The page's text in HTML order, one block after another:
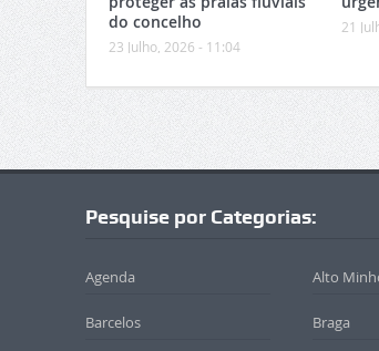
do concelho
23 Julho, 2026 - 11:04
21
Pesquise por Categorias:
Agenda Alto
Barcelos Braga